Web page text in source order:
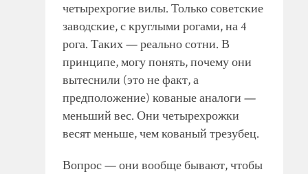
четырехрогие вилы. Только советские
заводские, с круглыми рогами, на 4
рога. Таких — реально сотни. В
принципе, могу понять, почему они
вытеснили (это не факт, а
предположение) кованые аналоги —
меньший вес. Они четырехрожки
весят меньше, чем кованый трезубец.
Вопрос — они вообще бывают, чтобы